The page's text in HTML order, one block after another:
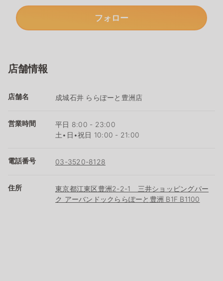
フォロー
店舗情報
店舗名 成城石井 ららぽーと豊洲店
営業時間
平日 8:00 - 23:00
土•日•祝日 10:00 - 21:00
電話番号 03-3520-8128
住所
東京都江東区豊洲2-2-1 三井ショッピングパー
ク アーバンドックららぽーと豊洲 B1F B1100